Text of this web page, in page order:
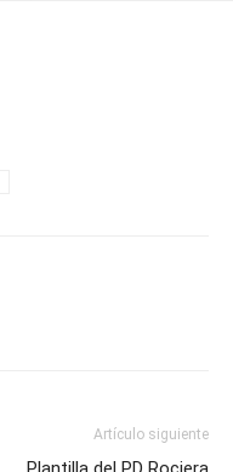
Artículo siguiente